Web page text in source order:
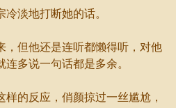
淡地打断她的话。
但他还是连听都懒得听，对他
多说一句话都是多余。
的反应，俏颜掠过一丝尴尬，